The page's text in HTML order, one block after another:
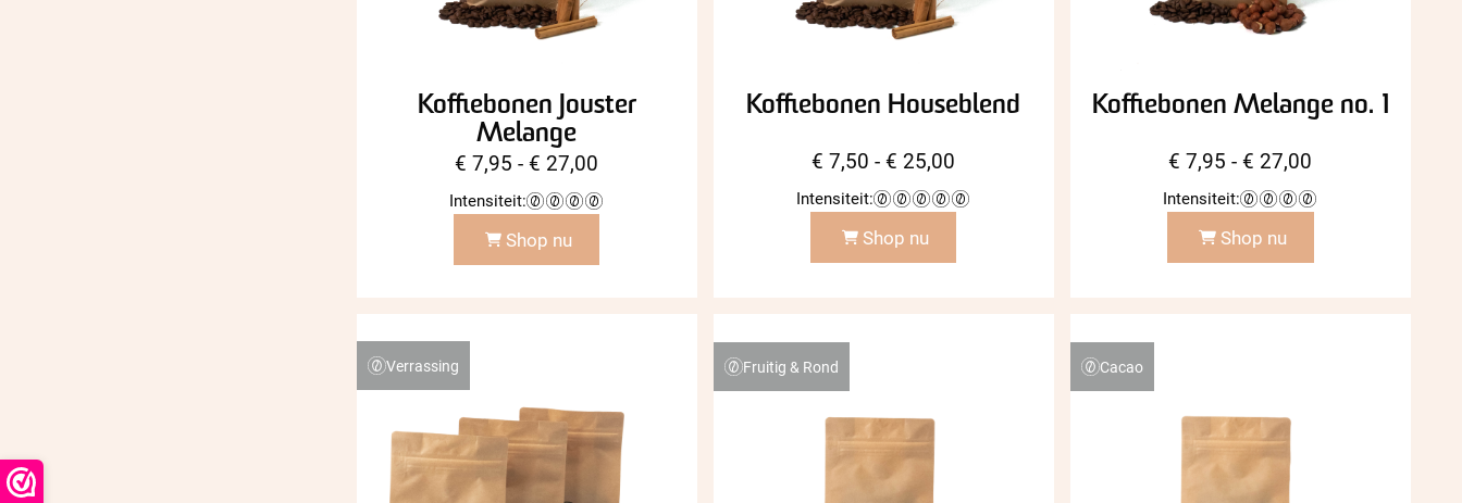
Koffiebonen Jouster
Melange
€ 7,95 - € 27,00
€ 7,95
tot
Intensiteit:
Shop nu
Koffiebonen Houseblend
€ 7,50 - € 25,00
€ 7,50
tot
Intensiteit:
Shop nu
Koffiebonen Melange no. 1
€ 7,95 - € 27,00
€ 7,95
tot
Intensiteit:
Shop nu
Verrassing Fruitig & Rond Cacao